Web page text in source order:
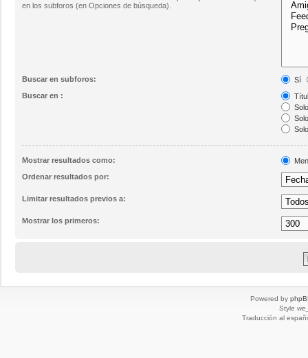
en los subforos (en Opciones de búsqueda).
Buscar en subforos:
Sí
Buscar en :
Mostrar resultados como:
Ordenar resultados por:
Limitar resultados previos a:
Mostrar los primeros:
Powered by
Style
Traducción al